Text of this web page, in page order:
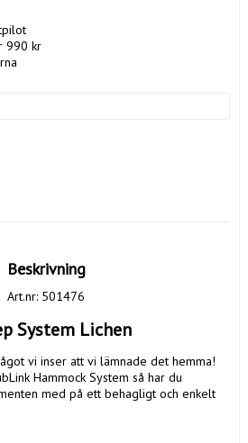
990 kr
Beskrivning
Art.nr: 501476
System Lichen
Hammock System så har du
med på ett behagligt och enkelt